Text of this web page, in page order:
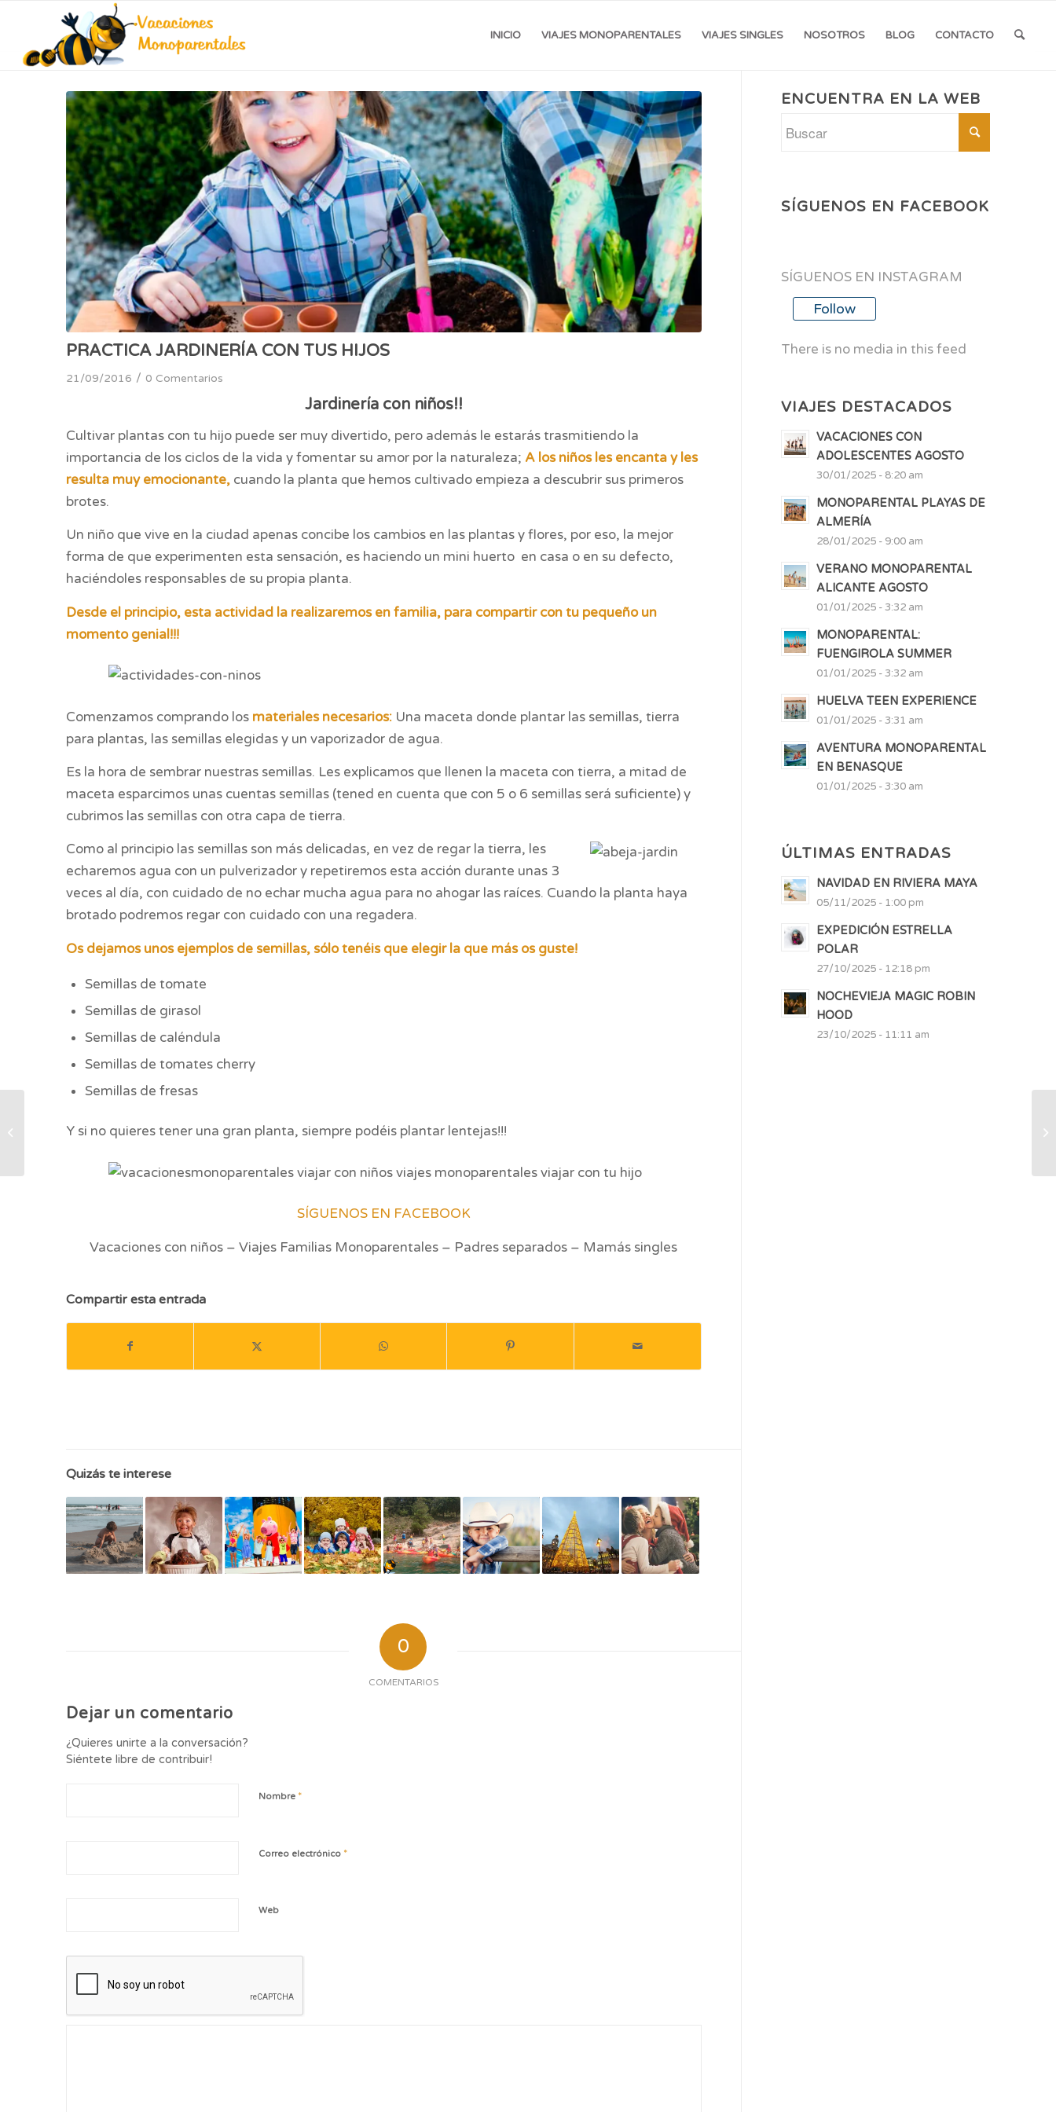
INICIO VIAJES MONOPARENTALES VIAJES SINGLES NOSOTROS BLOG CONTACTO
PRACTICA JARDINERÍA CON TUS HIJOS
21/09/2016 / 0 Comentarios
Jardinería con niños!!
Cultivar plantas con tu hijo puede ser muy divertido, pero además le estarás trasmitiendo la
importancia de los ciclos de la vida y fomentar su amor por la naturaleza; A los niños les encanta y les
resulta muy emocionante,cuando la planta que hemos cultivado empieza a descubrir sus primeros
brotes.
Un niño que vive en la ciudad apenas concibe los cambios en las plantas y flores, por eso, la mejor
forma de que experimenten esta sensación, es haciendo un mini huerto en casa o en su defecto,
haciéndoles responsables de su propia planta.
Desde el principio, esta actividad la realizaremos en familia, para compartir con tu pequeño un
momento genial!!!
Comenzamos comprando los materiales necesarios:Una maceta donde plantar las semillas, tierra
para plantas, las semillas elegidas y un vaporizador de agua.
Es la hora de sembrar nuestras semillas. Les explicamos que llenen la maceta con tierra, a mitad de
maceta esparcimos unas cuentas semillas (tened en cuenta que con 5 o 6 semillas será suficiente) y
cubrimos las semillas con otra capa de tierra.
Como al principio las semillas son más delicadas, en vez de regar la tierra, les
echaremos agua con un pulverizador y repetiremos esta acción durante unas 3
veces al día, con cuidado de no echar mucha agua para no ahogar las raíces. Cuando la planta haya
brotado podremos regar con cuidado con una regadera.
Os dejamos unos ejemplos de semillas, sólo tenéis que elegir la que más os guste!
Semillas de tomate
Semillas de girasol
Semillas de caléndula
Semillas de tomates cherry
Semillas de fresas
Y si no quieres tener una gran planta, siempre podéis plantar lentejas!!!
SÍGUENOS EN FACEBOOK
Vacaciones con niños – Viajes Familias Monoparentales – Padres separados – Mamás singles
Compartir esta entrada
Quizás te interese
0
COMENTARIOS
Dejar un comentario
¿Quieres unirte a la conversación?
Siéntete libre de contribuir!
Nombre *
Correo electrónico *
Web
ENCUENTRA EN LA WEB
SÍGUENOS EN FACEBOOK
SÍGUENOS EN INSTAGRAM
Follow
There is no media in this feed
VIAJES DESTACADOS
VACACIONES CON
ADOLESCENTES AGOSTO
30/01/2025 - 8:20 am
MONOPARENTAL PLAYAS DE
ALMERÍA
28/01/2025 - 9:00 am
VERANO MONOPARENTAL
ALICANTE AGOSTO
01/01/2025 - 3:32 am
MONOPARENTAL:
FUENGIROLA SUMMER
01/01/2025 - 3:32 am
HUELVA TEEN EXPERIENCE
01/01/2025 - 3:31 am
AVENTURA MONOPARENTAL
EN BENASQUE
01/01/2025 - 3:30 am
ÚLTIMAS ENTRADAS
NAVIDAD EN RIVIERA MAYA
05/11/2025 - 1:00 pm
EXPEDICIÓN ESTRELLA
POLAR
27/10/2025 - 12:18 pm
NOCHEVIEJA MAGIC ROBIN
HOOD
23/10/2025 - 11:11 am
Nuestros peques
¡Grandes cocinillas!